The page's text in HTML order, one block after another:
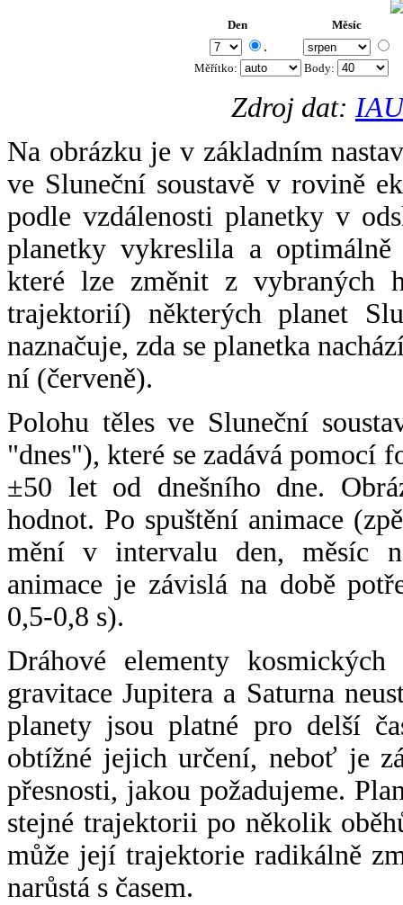
Den Měsíc
.
Měřítko: Body:
Zdroj dat:
Na obrázku je v základním
ve Sluneční soustavě v rovině
podle vzdálenosti planetky v
planetky vykreslila a
které lze změnit z vybraných
trajektorií) některých planet
naznačuje, zda se planetka
ní (červeně).
Polohu těles ve Sluneční
"dnes"), které se zadává pomocí
±50 let od dnešního dne.
hodnot. Po spuštění animace
mění v intervalu den, měsíc
animace je závislá na době
0,5-0,8 s).
Dráhové elementy
gravitace Jupitera a Saturna
planety jsou platné pro delší
obtížné jejich určení, neboť je
přesnosti, jakou požadujeme.
stejné trajektorii po několik
může její trajektorie radikálně
narůstá s časem.